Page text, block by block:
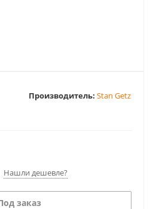
Производитель: Stan Getz
Нашли дешевле?
заказ